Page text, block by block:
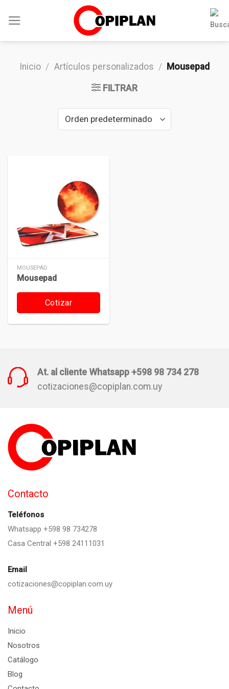
Inicio / Artículos personalizados / Mousepad
FILTRAR
MOUSEPAD
Mousepad
Cotizar
At. al cliente Whatsapp +598 98 734 278
cotizaciones@copiplan.com.uy
Contacto
Teléfonos
Whatsapp +598 98 734278
Casa Central +598 24111031
Email
cotizaciones@copiplan.com.uy
Menú
Inicio
Nosotros
Catálogo
Blog